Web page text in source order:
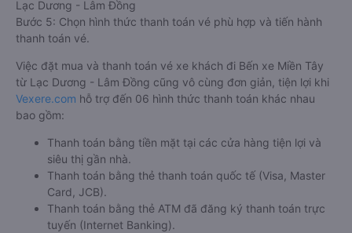
Lạc Dương - Lâm Đồng
Bước 5: Chọn hình thức thanh toán vé phù hợp và tiến hành
thanh toán vé.
Việc đặt mua và thanh toán vé xe khách đi Bến xe Miền Tây
từ Lạc Dương - Lâm Đồng cũng vô cùng đơn giản, tiện lợi khi
Vexere.com hỗ trợ đến 06 hình thức thanh toán khác nhau
bao gồm:
Thanh toán bằng tiền mặt tại các cửa hàng tiện lợi và
siêu thị gần nhà.
Thanh toán bằng thẻ thanh toán quốc tế (Visa, Master
Card, JCB).
Thanh toán bằng thẻ ATM đã đăng ký thanh toán trực
tuyến (Internet Banking).